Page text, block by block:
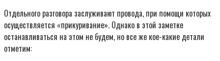
Отдельного разговора заслуживают провода, при помощи которых
осуществляется «прикуривание». Однако в этой заметке
останавливаться на этом не будем, но все же кое-какие детали
отметим: